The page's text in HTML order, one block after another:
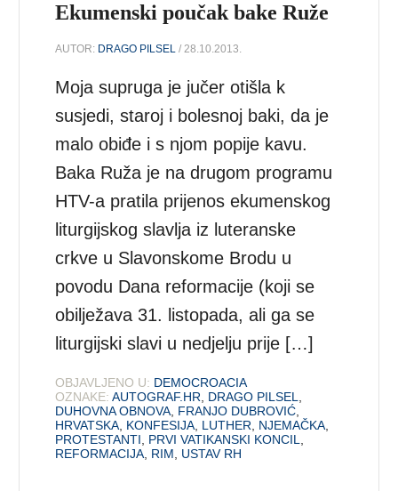
Ekumenski poučak bake Ruže
AUTOR: DRAGO PILSEL / 28.10.2013.
Moja supruga je jučer otišla k
susjedi, staroj i bolesnoj baki, da je
malo obiđe i s njom popije kavu.
Baka Ruža je na drugom programu
HTV-a pratila prijenos ekumenskog
liturgijskog slavlja iz luteranske
crkve u Slavonskome Brodu u
povodu Dana reformacije (koji se
obilježava 31. listopada, ali ga se
liturgijski slavi u nedjelju prije […]
OBJAVLJENO U: DEMOCROACIA
OZNAKE: AUTOGRAF.HR DRAGO PILSEL
DUHOVNA OBNOVA FRANJO DUBROVIĆ
HRVATSKA KONFESIJA LUTHER NJEMAČKA
PROTESTANTI
PRVI VATIKANSKI KONCIL
REFORMACIJA RIM USTAV RH